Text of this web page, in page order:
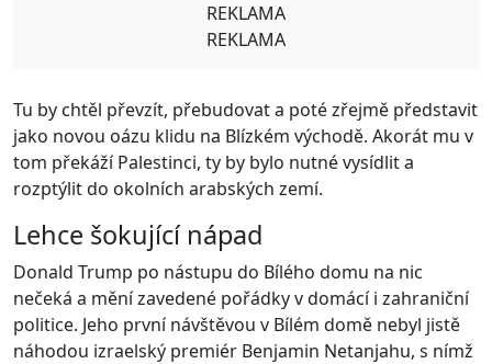
REKLAMA
REKLAMA
Tu by chtěl převzít, přebudovat a poté zřejmě představit
jako novou oázu klidu na Blízkém východě. Akorát mu v
tom překáží Palestinci, ty by bylo nutné vysídlit a
rozptýlit do okolních arabských zemí.
Lehce šokující nápad
Donald Trump po nástupu do Bílého domu na nic
nečeká a mění zavedené pořádky v domácí i zahraniční
politice. Jeho první návštěvou v Bílém domě nebyl jistě
náhodou izraelský premiér Benjamin Netanjahu, s nímž